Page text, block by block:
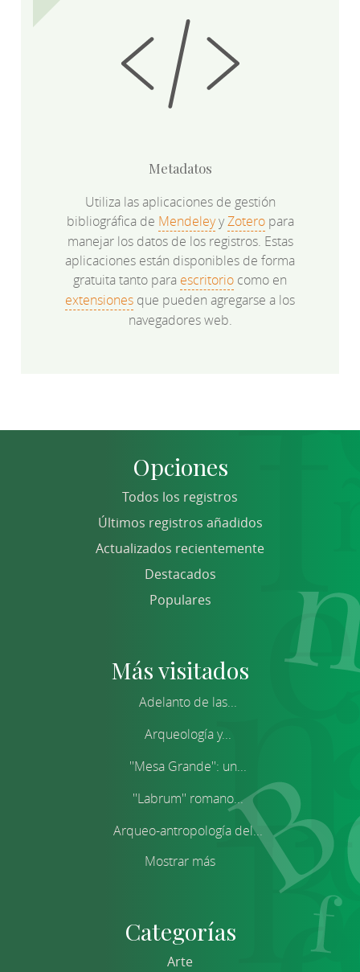
Metadatos
Utiliza las aplicaciones de gestión
bibliográfica de MendeleyyZoteropara
manejar los datos de los registros. Estas
aplicaciones están disponibles de forma
gratuita tanto para escritorio como en
extensiones que pueden agregarse a los
navegadores web.
Opciones
Todos los registros
Últimos registros añadidos
Actualizados recientemente
Destacados
Populares
Más visitados
Adelanto de las...
Arqueología y...
''Mesa Grande'': un...
''Labrum'' romano...
Arqueo-antropología del...
Mostrar más
Categorías
Arte